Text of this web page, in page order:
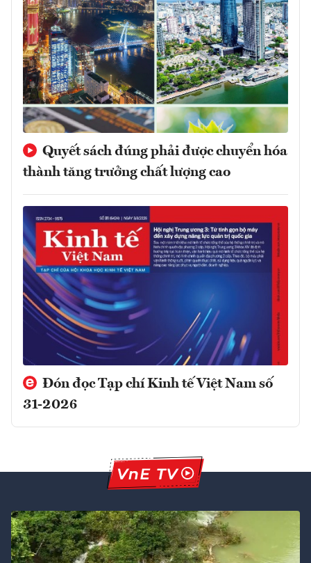
Quyết sách đúng phải được chuyển hóa
thành tăng trưởng chất lượng cao
Đón đọc Tạp chí Kinh tế Việt Nam số
31-2026